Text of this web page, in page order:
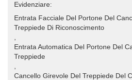
Evidenziare:
Entrata Facciale Del Portone Del
Treppiede Di Riconoscimento
Entrata Automatica Del Portone Del
Treppiede
Cancello Girevole Del Treppiede Del